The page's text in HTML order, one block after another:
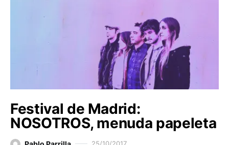
Festival de Madrid:
NOSOTROS, menuda papeleta